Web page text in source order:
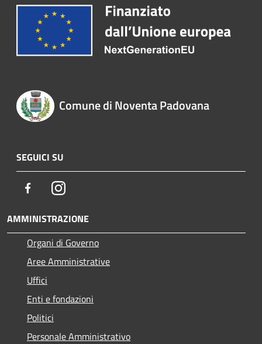
Comune di Noventa Padovana
SEGUICI SU
FacebookInstagram
AMMINISTRAZIONE
Organi di Governo
Aree Amministrative
Uffici
Enti e fondazioni
Politici
Personale Amministrativo